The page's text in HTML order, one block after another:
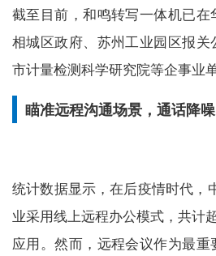
截至目前，和鸣转写一体机已
相城区政府、苏州工业园区报
市计量检测科学研究院等企事业
瞄准远程沟通场景，通话降
统计数据显示，在后疫情时代，
业采用线上远程办公模式，共计
应用。然而，远程会议作为最